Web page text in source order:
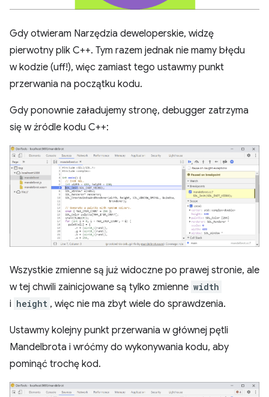
Gdy otwieram Narzędzia deweloperskie, widzę
pierwotny plik C++. Tym razem jednak nie mamy błędu
w kodzie (uff!), więc zamiast tego ustawmy punkt
przerwania na początku kodu.
Gdy ponownie załadujemy stronę, debugger zatrzyma
się w źródle kodu C++:
Wszystkie zmienne są już widoczne po prawej stronie, ale
w tej chwili zainicjowane są tylko zmienne width
i height , więc nie ma zbyt wiele do sprawdzenia.
Ustawmy kolejny punkt przerwania w głównej pętli
Mandelbrota i wróćmy do wykonywania kodu, aby
pominąć trochę kod.